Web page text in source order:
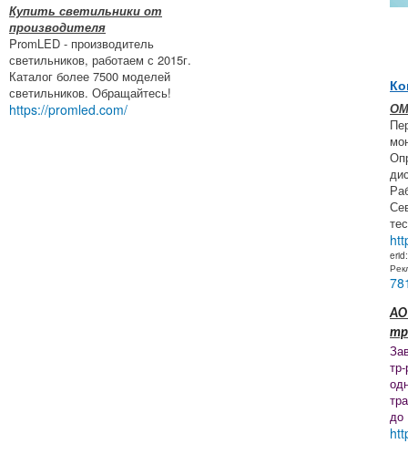
Купить светильники от
производителя
PromLED - производитель
светильников, работаем с 2015г.
Каталог более 7500 моделей
светильников. Обращайтесь!
https://promled.com/
АО
до